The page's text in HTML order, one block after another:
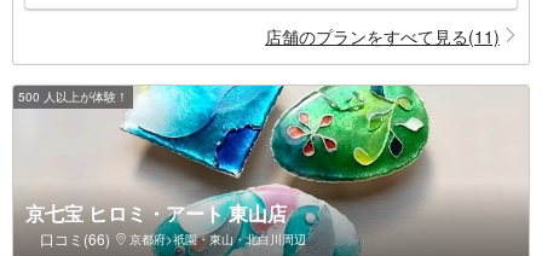
店舗のプランをすべて見る(11)
500 人以上が体験！
京七宝 ヒロミ・アート 東山店
口コミ(66) 京都府>祇園・東山・北白川周辺